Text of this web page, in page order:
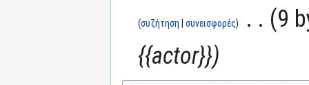
συζήτηση συνεισφορές
9
{{actor}}